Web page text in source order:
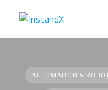
content
AUTOMATION &